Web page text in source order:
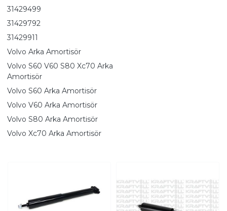
31429499
31429792
31429911
Volvo Arka Amortisör
Volvo S60 V60 S80 Xc70 Arka
Amortisör
Volvo S60 Arka Amortisör
Volvo V60 Arka Amortisör
Volvo S80 Arka Amortisör
Volvo Xc70 Arka Amortisör